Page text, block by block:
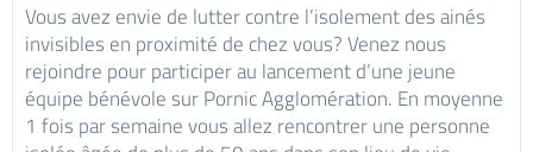
Vous avez envie de lutter contre l’isolement des ainés
invisibles en proximité de chez vous? Venez nous
rejoindre pour participer au lancement d’une jeune
équipe bénévole sur Pornic Agglomération. En moyenne
1 fois par semaine vous allez rencontrer une personne